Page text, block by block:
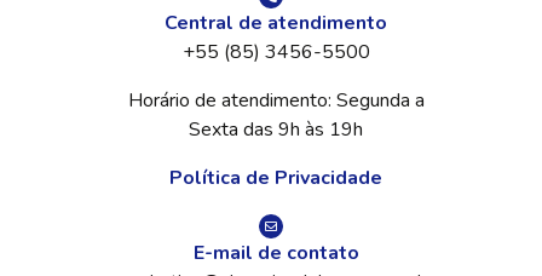
Central de atendimento
+55 (85) 3456-5500
Horário de atendimento: Segunda a
Sexta das 9h às 19h
Política de Privacidade
E-mail de contato